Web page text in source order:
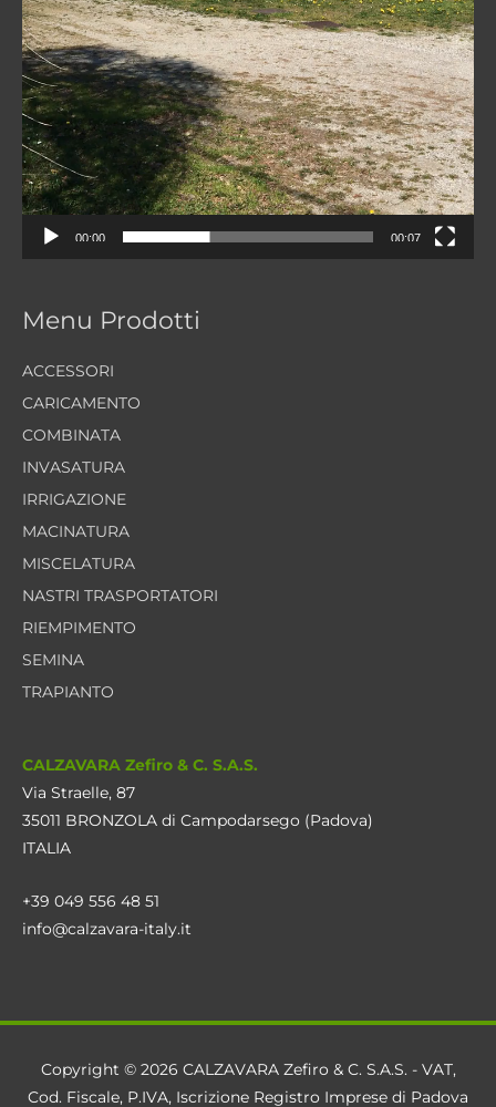
00:00 00:07
Menu Prodotti
ACCESSORI
CARICAMENTO
COMBINATA
INVASATURA
IRRIGAZIONE
MACINATURA
MISCELATURA
NASTRI TRASPORTATORI
RIEMPIMENTO
SEMINA
TRAPIANTO
CALZAVARA Zefiro & C. S.A.S.
Via Straelle, 87
35011 BRONZOLA di Campodarsego (Padova)
ITALIA
+39 049 556 48 51
info@calzavara-italy.it
Copyright © 2026 CALZAVARA Zefiro & C. S.A.S. - VAT,
Cod. Fiscale, P.IVA, Iscrizione Registro Imprese di Padova